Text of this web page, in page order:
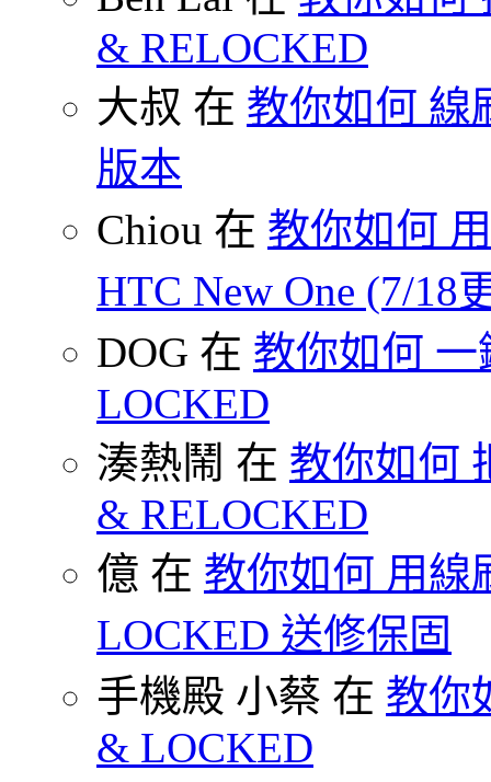
& RELOCKED
大叔 在 教你如何 線
版本
Chiou 在 教你如何
HTC New One (7/18
DOG 在 教你如何 一
LOCKED
湊熱鬧 在 教你如何
& RELOCKED
億 在 教你如何 用線
LOCKED 送修保固
手機殿 小蔡 在 教你
& LOCKED